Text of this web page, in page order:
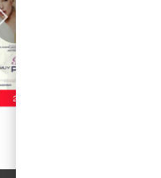
20 DE AGOSTO